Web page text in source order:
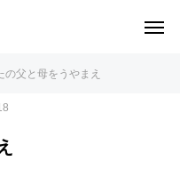
の父と母をうやまえ